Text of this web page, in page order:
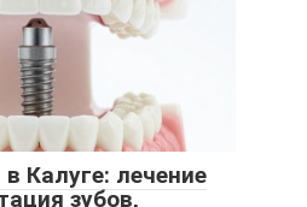
Калуге: лечение
зубов,